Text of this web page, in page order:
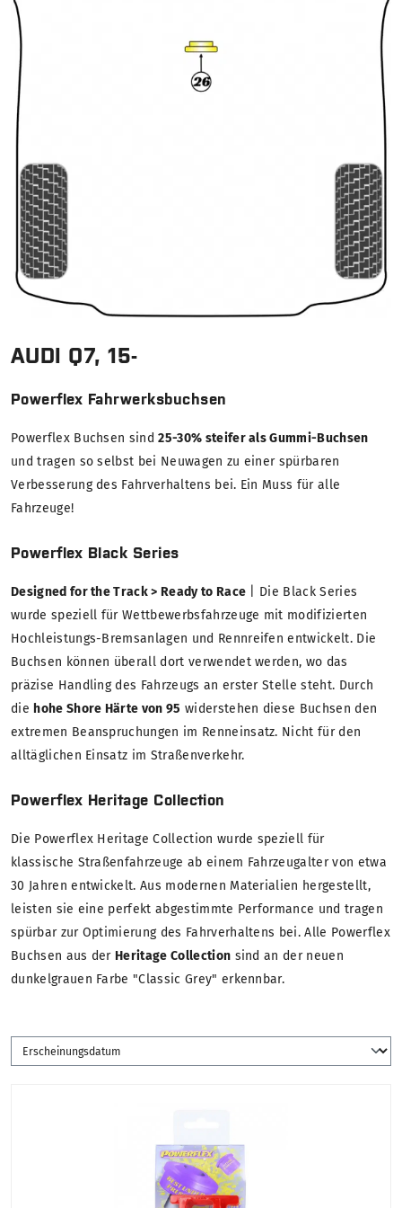
AUDI Q7, 15-
Powerflex Fahrwerksbuchsen
Powerflex Buchsen sind25-30% steifer als Gummi-Buchsen
und tragen so selbst bei Neuwagen zu einer spürbaren
Verbesserung des Fahrverhaltens bei. Ein Muss für alle
Fahrzeuge!
Powerflex Black Series
Designed for the Track > Ready to Race | Die Black Series
wurde speziell für Wettbewerbsfahrzeuge mit modifizierten
Hochleistungs-Bremsanlagen und Rennreifen entwickelt. Die
Buchsen können überall dort verwendet werden, wo das
präzise Handling des Fahrzeugs an erster Stelle steht. Durch
die hohe Shore Härte von 95 widerstehen diese Buchsen den
extremen Beanspruchungen im Renneinsatz. Nicht für den
alltäglichen Einsatz im Straßenverkehr.
Powerflex Heritage Collection
Die Powerflex Heritage Collection wurde speziell für
klassische Straßenfahrzeuge ab einem Fahrzeugalter von etwa
30 Jahren entwickelt. Aus modernen Materialien hergestellt,
leisten sie eine perfekt abgestimmte Performance und tragen
spürbar zur Optimierung des Fahrverhaltens bei. Alle Powerflex
Buchsen aus der Heritage Collection sind an der neuen
dunkelgrauen Farbe "Classic Grey" erkennbar.